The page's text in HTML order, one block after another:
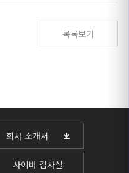
목록보기
회사 소개서
사이버 감사실